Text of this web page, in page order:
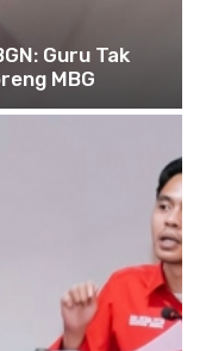
Guru Tak
MBG